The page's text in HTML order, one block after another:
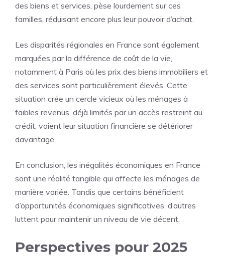
des biens et services, pèse lourdement sur ces
familles, réduisant encore plus leur pouvoir d’achat.
Les disparités régionales en France sont également
marquées par la différence de coût de la vie,
notamment à Paris où les prix des biens immobiliers et
des services sont particulièrement élevés. Cette
situation crée un cercle vicieux où les ménages à
faibles revenus, déjà limités par un accès restreint au
crédit, voient leur situation financière se détériorer
davantage.
En conclusion, les inégalités économiques en France
sont une réalité tangible qui affecte les ménages de
manière variée. Tandis que certains bénéficient
d’opportunités économiques significatives, d’autres
luttent pour maintenir un niveau de vie décent.
Perspectives pour 2025